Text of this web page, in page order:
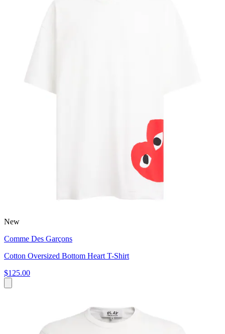
New
Comme Des Garçons
Cotton Oversized Bottom Heart T-Shirt
$125.00